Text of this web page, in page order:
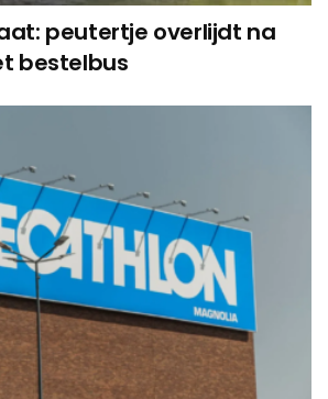
peutertje overlijdt na
bestelbus